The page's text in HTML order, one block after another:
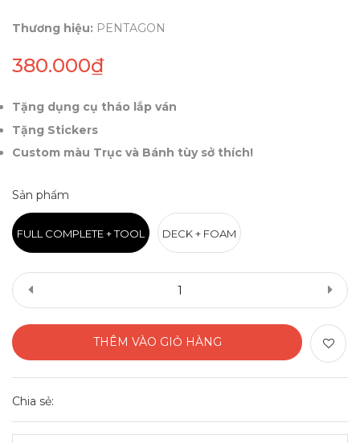
Thương hiệu: PENTAGON
380.000₫
Tặng dụng cụ tháo lắp ván
Tặng Stickers
Custom màu Trục và Bánh tùy sở thích!
Sản phẩm
FULL COMPLETE + TOOL DECK + FOAM
THÊM VÀO GIỎ HÀNG
Chia sẻ: